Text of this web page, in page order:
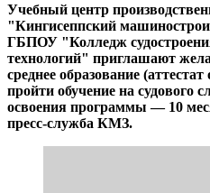
Учебный центр
"Кингисеппский
ГБПОУ "Колледж
технологий" приглашают
среднее образование
пройти обучение на судового
освоения программы — 10
пресс-служба КМЗ.